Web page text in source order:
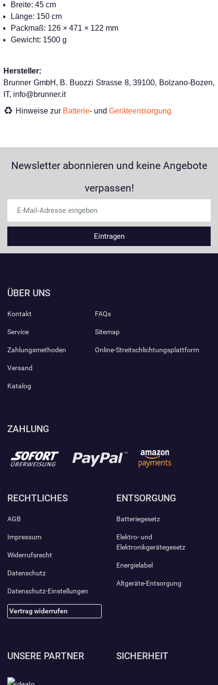
Breite: 45 cm
Länge: 150 cm
Packmaß: 126 × 471 × 122 mm
Gewicht: 1500 g
Hersteller:
Brunner GmbH, B. Buozzi Strasse 8, 39100, Bolzano-Bozen,
IT, info@brunner.it
Hinweise zur Batterie- und Geräteentsorgung
Newsletter abonnieren und keine Angebote
verpassen!
ÜBER UNS
Kontakt
Service
Zahlungsmethoden
Versand
Katalog
FAQs
Sitemap
Online-Streitschlichtungsplattform
ZAHLUNG
RECHTLICHES
AGB
Impressum
Widerrufsrecht
Datenschutz
Datenschutz-Einstellungen
Vertrag widerrufen
ENTSORGUNG
Batteriegesetz
Elektro- und
Elektronikgerätegesetz
Energielabel
Altgeräte-Entsorgung
UNSERE PARTNER SICHERHEIT